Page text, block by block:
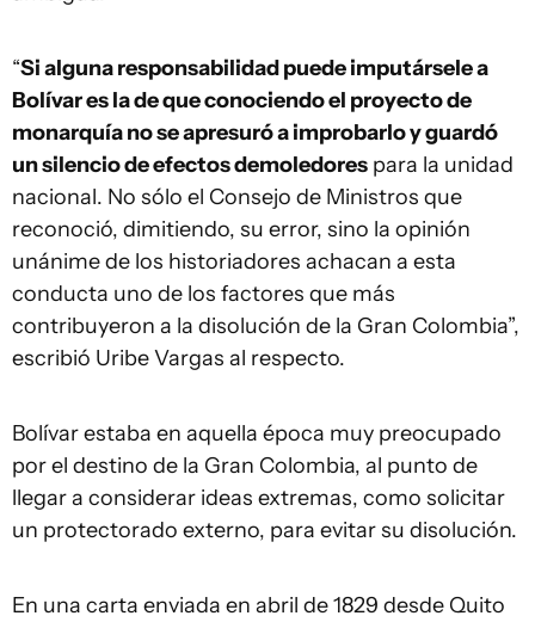
“Si alguna responsabilidad puede imputársele a
Bolívar es la de que conociendo el proyecto de
monarquía no se apresuró a improbarlo y guardó
un silencio de efectos demoledores para la unidad
nacional. No sólo el Consejo de Ministros que
reconoció, dimitiendo, su error, sino la opinión
unánime de los historiadores achacan a esta
conducta uno de los factores que más
contribuyeron a la disolución de la Gran Colombia”,
escribió Uribe Vargas al respecto.
Bolívar estaba en aquella época muy preocupado
por el destino de la Gran Colombia, al punto de
llegar a considerar ideas extremas, como solicitar
un protectorado externo, para evitar su disolución.
En una carta enviada en abril de 1829 desde Quito